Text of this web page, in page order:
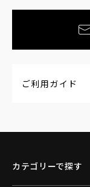
ご利用ガイド
カテゴリーで探す